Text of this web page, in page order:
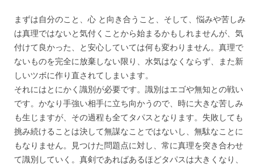
まずは自分のこと、心 と向き合うこと、そして、悩みや苦しみ
は真理ではないと気付くことから始まるかもしれませんが、気
付けて良かった、と安心していては何も変わりません。真理で
ないものを完全に放棄しない限り、水気はなくならず、また新
しいツボに作り直されてしまいます。
それにはとにかく識別が必要です。識別はエゴや無知との戦い
です。かなり手強い相手に立ち向かうので、時に大きな苦しみ
も生じますが、その過程も全てタパスとなります。失敗しても
挑み続けることは決して無謀なことではないし、無駄なことに
もなりません。見つけた問題点に対し、常に真理を突き合わせ
て識別していく。真剣であればあるほどタパスは大きくなり、